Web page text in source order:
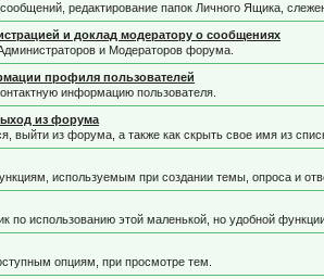
редактирование папок Личного Ящика,
и доклад модератору о сообщениях
и Модераторов форума.
профиля пользователей
информацию пользователя.
из форума
выйти из форума, а также как скрыть свое имя из
используемым при создании темы, опроса и
по использованию этой маленькой, но удобной
опциям, при просмотре тем.